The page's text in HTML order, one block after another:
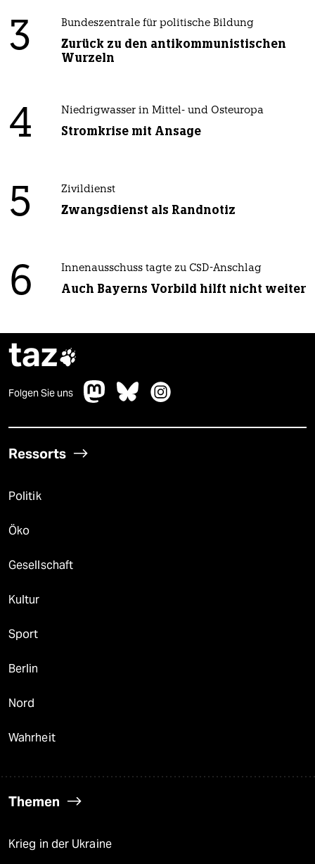
3 Bundeszentrale für politische Bildung
Zurück zu den antikommunistischen
Wurzeln
4 Niedrigwasser in Mittel- und Osteuropa
Stromkrise mit Ansage
5 Zivildienst
Zwangsdienst als Randnotiz
6 Innenausschuss tagte zu CSD-Anschlag
Auch Bayerns Vorbild hilft nicht weiter
taz
Folgen Sie uns
Ressorts
Politik
Öko
Gesellschaft
Kultur
Sport
Berlin
Nord
Wahrheit
Themen
Krieg in der Ukraine